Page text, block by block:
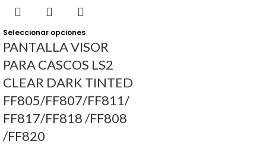
Seleccionar opciones
PANTALLA VISOR
PARA CASCOS LS2
CLEAR DARK TINTED
FF805/FF807/FF811/
FF817/FF818 /FF808
/FF820